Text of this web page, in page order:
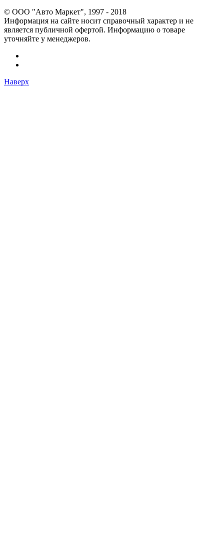
© OOO "Авто Маркет", 1997 - 2018
Информация на сайте носит справочный характер и не
является публичной офертой. Информацию о товаре
уточняйте у менеджеров.
Наверх